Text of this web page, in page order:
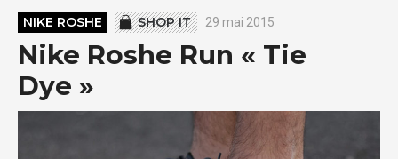
NIKE ROSHE SHOP IT 29 mai 2015
Nike Roshe Run « Tie
Dye »